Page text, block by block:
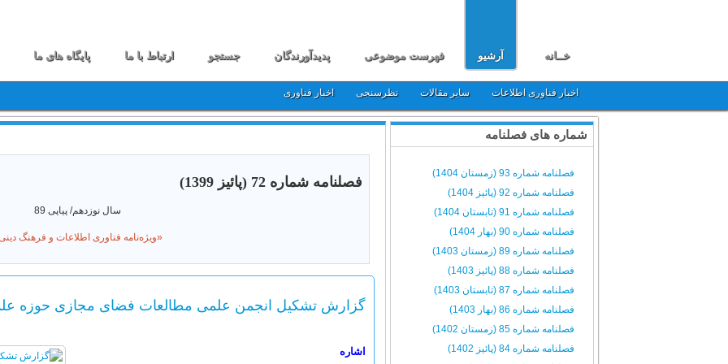
خــانه آرشیو فهرست موضوعی پدیدآورندگان جستجو ارتباط با ما پایگاه های ما
اخبار فناوری اطلاعات سایر مقالات نظرسنجی اخبار فناوری
فصلنامه شماره 72 (پائیز 1399)
سال نوزدهم/ پیاپی 89
«ویژه‌نامه فناوری اطلاعات و فرهنگ
گزارش تشکیل انجمن علمی مطالعات فضای مجازی حوزه
اشاره
شماره های فصلنامه
فصلنامه شماره 93 (زمستان 1404)
فصلنامه شماره 92 (پائیز 1404)
فصلنامه شماره 91 (تابستان 1404)
فصلنامه شماره 90 (بهار 1404)
فصلنامه شماره 89 (زمستان 1403)
فصلنامه شماره 88 (پائیز 1403)
فصلنامه شماره 87 (تابستان 1403)
فصلنامه شماره 86 (بهار 1403)
فصلنامه شماره 85 (زمستان 1402)
فصلنامه شماره 84 (پائیز 1402)